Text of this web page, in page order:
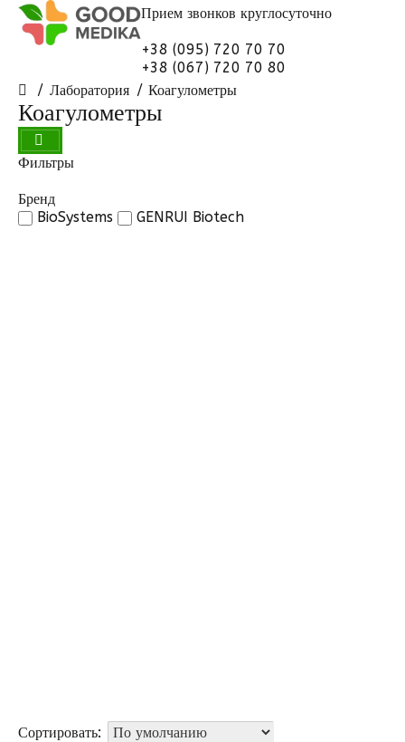
Прием звонков круглосуточно
+38 (095) 720 70 70
+38 (067) 720 70 80
Лаборатория
Коагулометры
Коагулометры
Фильтры
Бренд
BioSystems
GENRUI Biotech
Сортировать: